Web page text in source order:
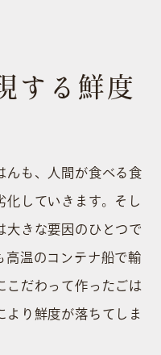
する鮮度
んも、⼈間が⾷べる⾷
化していきます。そし
⼤きな要因のひとつで
⾼温のコンテナ船で輸
こだわって作ったごは
より鮮度が落ちてしま